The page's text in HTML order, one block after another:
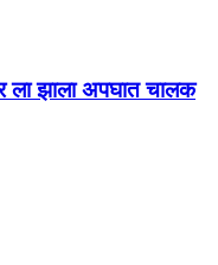
ला झाला अपघात चालक